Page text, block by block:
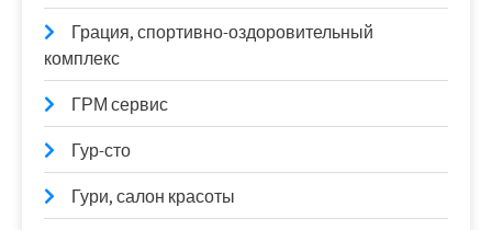
Грация, спортивно-оздоровительный
комплекс
ГРМ сервис
Гур-сто
Гури, салон красоты